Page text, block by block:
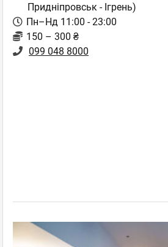
Придніпровськ - Ігрень)
Пн–Нд 11:00 - 23:00
150 – 300 ₴
099 048 8000